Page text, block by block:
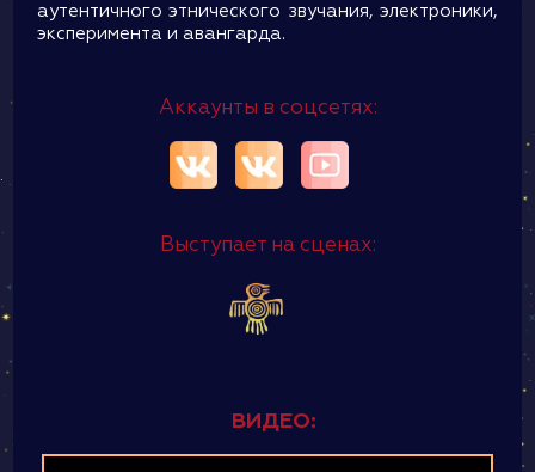
аутентичного этнического звучания, электроники,
эксперимента и авангарда.
Аккаунты в соцсетях:
Выступает на сценах:
ВИДЕО: